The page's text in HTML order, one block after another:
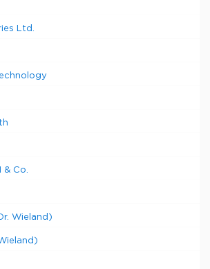
Ltd.
Co.
Wieland)